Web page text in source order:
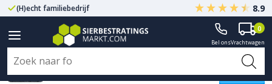
(H)echt familiebedrijf Gegarandeerd A-kwaliteit
8.9
Bel onsVrachtwagen
0
Splitrock XL trommel 15x15x60 cm
2.0 Antraciet